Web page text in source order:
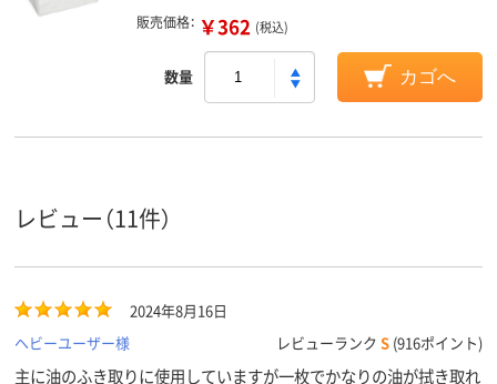
販売価格： ￥362 (税込)
数量 カゴへ
レビュー（11件）
2024年8月16日
ヘビーユーザー様
レビューランク S (916ポイント)
主に油のふき取りに使用していますが一枚でかなりの油が拭き取れ